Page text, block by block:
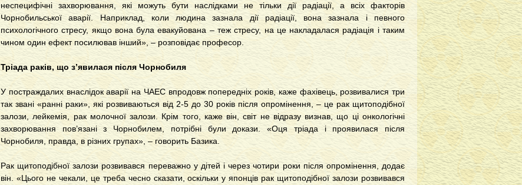
неспецифічні захворювання, які можуть бути наслідками не тільки дії радіації, а всіх факторів
Чорнобильської аварії. Наприклад, коли людина зазнала дії радіації, вона зазнала і певного
психологічного стресу, якщо вона була евакуйована – теж стресу, на це накладалася радіація і таким
чином один ефект посилював інший», – розповідає професор.
Тріада раків, що з’явилася після Чорнобиля
У постраждалих внаслідок аварії на ЧАЕС впродовж попередніх років, каже фахівець, розвивалися три
так звані «ранні раки», які розвиваються від 2-5 до 30 років після опромінення, – це рак щитоподібної
залози, лейкемія, рак молочної залози. Крім того, каже він, світ не відразу визнав, що ці онкологічні
захворювання пов’язані з Чорнобилем, потрібні були докази. «Оця тріада і проявилася після
Чорнобиля, правда, в різних групах», – говорить Базика.
Рак щитоподібної залози розвивався переважно у дітей і через чотири роки після опромінення, додає
він. «Цього не чекали, це треба чесно сказати, оскільки у японців рак щитоподібної залози розвивався